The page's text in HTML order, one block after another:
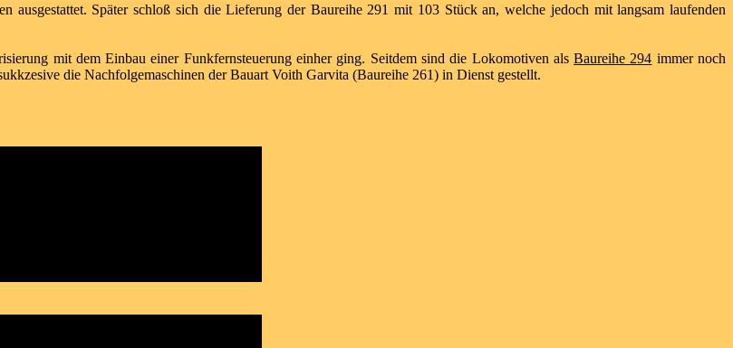
ausgestattet. Später schloß sich die Lieferung der Baureihe 291 mit 103 Stück an, welche jedoch mit langsam laufenden
mit dem Einbau einer Funkfernsteuerung einher ging. Seitdem sind die Lokomotiven alsBaureihe 294 immer noch
die Nachfolgemaschinen der Bauart Voith Garvita (Baureihe 261) in Dienst gestellt.